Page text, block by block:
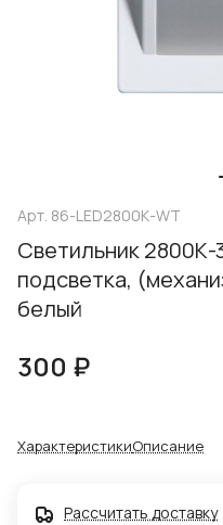
Арт. 86-LED2800К-WT
Cветильник
подсветка,
белый
300 ₽
ХарактеристикиОписание
Рассчитать доставку